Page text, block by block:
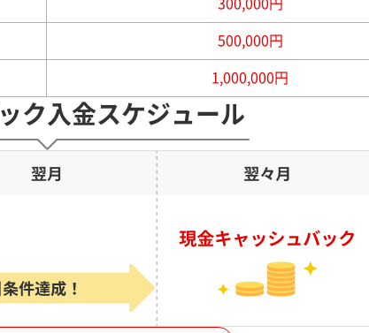
300,000円
500,000円
1,000,000円
ク 入金スケジュール